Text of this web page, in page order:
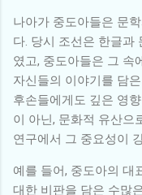
나아가 중도아들은 문
다. 당시 조선은 한글과
였고, 중도아들은 그 속
자신들의 이야기를 담
후손들에게도 깊은 영
이 아닌, 문화적 유산으
연구에서 그 중요성이
예를 들어, 중도아의 대
대한 비판을 담은 수많